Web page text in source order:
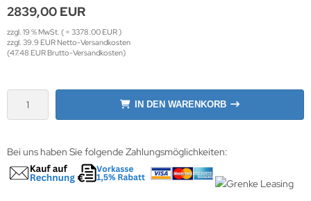
2839,00 EUR
zzgl. 19 % MwSt. ( = 3378.00 EUR )
zzgl. 39.9 EUR Netto-Versandkosten
(47.48 EUR Brutto-Versandkosten)
IN DEN WARENKORB
Bei uns haben Sie folgende Zahlungsmöglichkeiten:
GmbH